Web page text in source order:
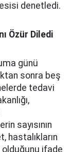
denetledi.
Özür Diledi
günü
sonra beş
tedavi
sayısının
hastalıkların
ifade